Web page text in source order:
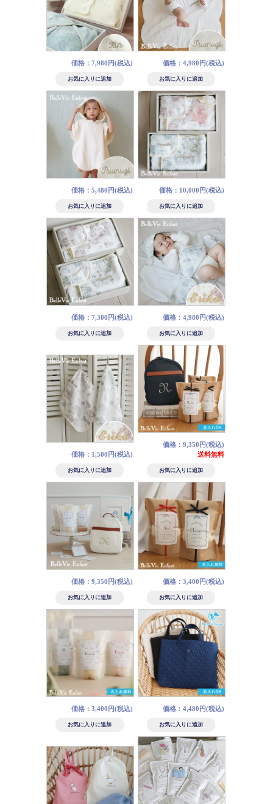
価格：7,980円(税込) 価格：4,980円(税込)
価格：5,480円(税込) 価格：10,000円(税込)
価格：7,300円(税込) 価格：4,980円(税込)
価格：1,500円(税込)
価格：9,350円(税込)
送料無料
価格：9,350円(税込) 価格：3,400円(税込)
価格：3,400円(税込) 価格：4,480円(税込)